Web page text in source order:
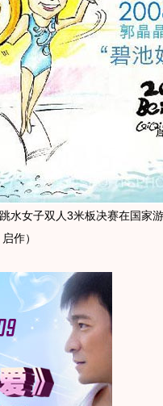
女子双人3米板决赛在国家
作）